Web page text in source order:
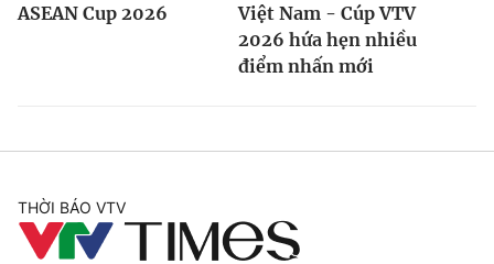
ASEAN Cup 2026
Việt Nam - Cúp VTV
2026 hứa hẹn nhiều
điểm nhấn mới
THỜI BÁO VTV